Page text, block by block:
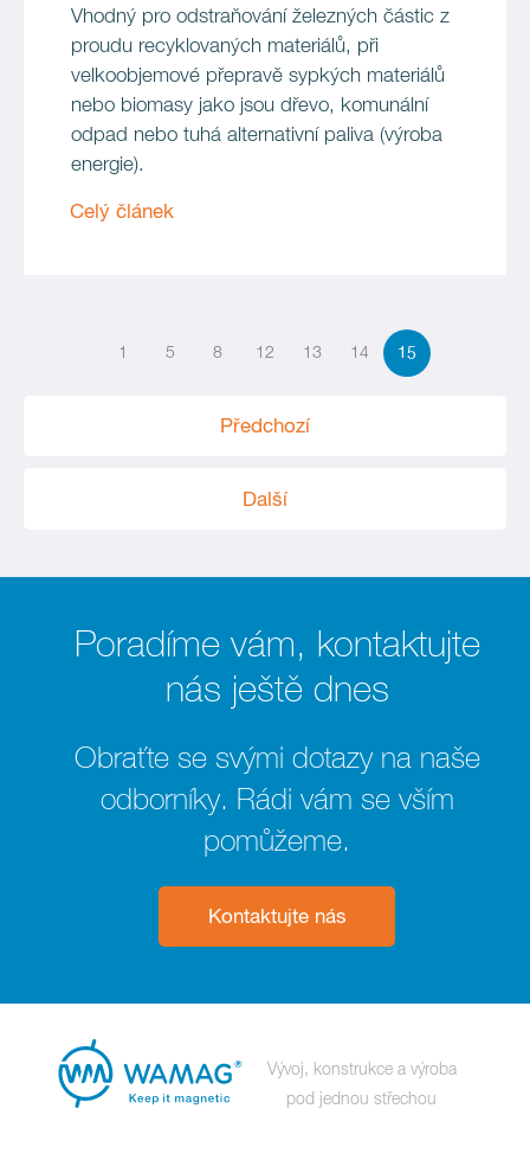
Vhodný pro odstraňování železných částic z
proudu recyklovaných materiálů, při
velkoobjemové přepravě sypkých materiálů
nebo biomasy jako jsou dřevo, komunální
odpad nebo tuhá alternativní paliva (výroba
energie).
Celý článek
1 5 8 12 13 14 15
Předchozí
Další
Poradíme vám, kontaktujte
nás ještě dnes
Obraťte se svými dotazy na naše
odborníky. Rádi vám se vším
pomůžeme.
Kontaktujte nás
Vývoj, konstrukce a výroba
pod jednou střechou